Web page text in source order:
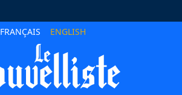
FRANÇAIS ENGLISH